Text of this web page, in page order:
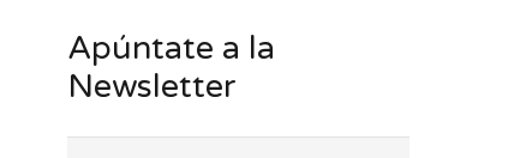
Apúntate a la
Newsletter